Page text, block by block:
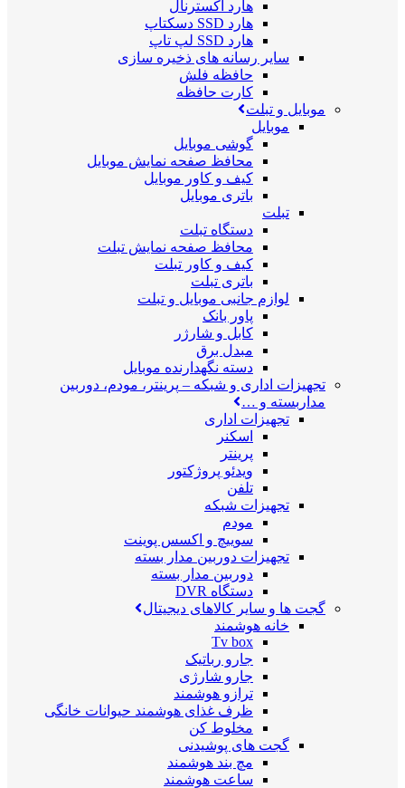
هارد اکسترنال
هارد SSD دسکتاپ
هارد SSD لپ تاپ
سایر رسانه های ذخیره سازی
حافظه فلش
کارت حافظه
موبایل و تبلت
موبایل
گوشی موبایل
محافظ صفحه نمایش موبایل
کیف و کاور موبایل
باتری موبایل
تبلت
دستگاه تبلت
محافظ صفحه نمایش تبلت
کیف و کاور تبلت
باتری تبلت
لوازم جانبی موبایل و تبلت
پاور بانک
کابل و شارژر
مبدل برق
دسته نگهدارنده موبایل
تجهیزات اداری و شبکه – پرینتر، مودم، دوربین
مداربسته و …
تجهیزات اداری
اسکنر
پرینتر
ویدئو پروژکتور
تلفن
تجهیزات شبکه
مودم
سوییچ و اکسس پوینت
تجهیزات دوربین مدار بسته
دوربین مدار بسته
دستگاه DVR
گجت ها و سایر کالاهای دیجیتال
خانه هوشمند
Tv box
جارو رباتیک
جارو شارژی
ترازو هوشمند
ظرف غذای هوشمند حیوانات خانگی
مخلوط کن
گجت های پوشیدنی
مچ بند هوشمند
ساعت هوشمند